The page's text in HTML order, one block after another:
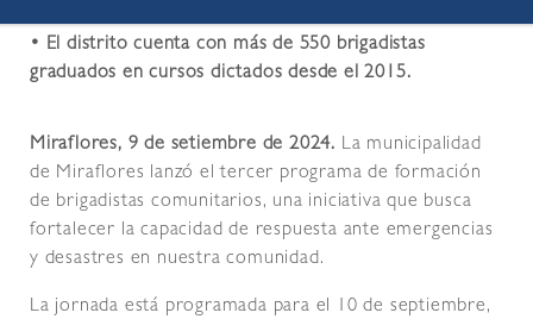
• El distrito cuenta con más de 550 brigadistas
graduados en cursos dictados desde el 2015.
Miraflores, 9 de setiembre de 2024. La municipalidad
de Miraflores lanzó el tercer programa de formación
de brigadistas comunitarios, una iniciativa que busca
fortalecer la capacidad de respuesta ante emergencias
y desastres en nuestra comunidad.
La jornada está programada para el 10 de septiembre,